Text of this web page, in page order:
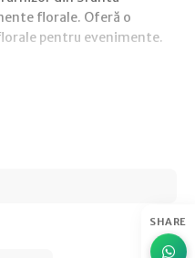
SHARE
florale. Oferă o
pentru evenimente.